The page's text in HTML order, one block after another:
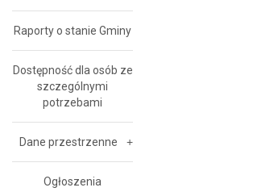
Raporty o stanie Gminy
Dostępność dla osób ze
szczególnymi
potrzebami
Dane przestrzenne
Ogłoszenia